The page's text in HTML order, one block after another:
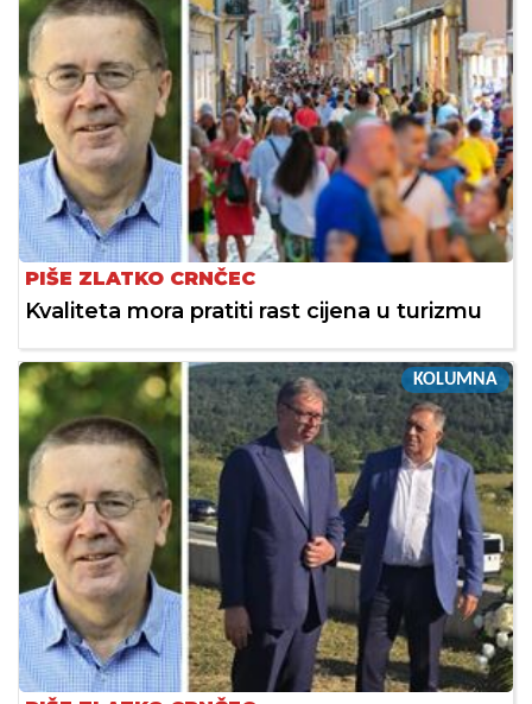
PIŠE ZLATKO CRNČEC
Kvaliteta mora pratiti rast cijena u turizmu
KOLUMNA